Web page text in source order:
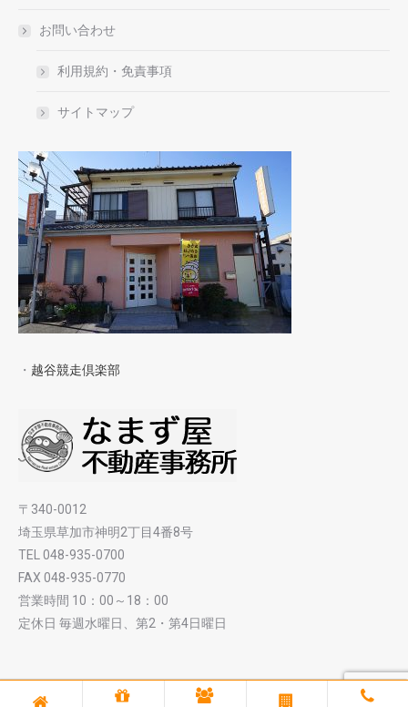
お問い合わせ
利用規約・免責事項
サイトマップ
・ 越谷競走倶楽部
〒340-0012
埼玉県草加市神明2丁目4番8号
TEL 048-935-0700
FAX 048-935-0770
営業時間 10：00～18：00
定休日 毎週水曜日、第2・第4日曜日